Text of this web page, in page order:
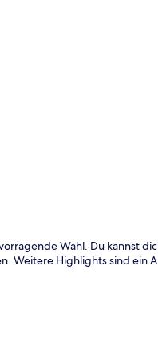
Wahl. Du kannst
Weitere Highlights sind ein